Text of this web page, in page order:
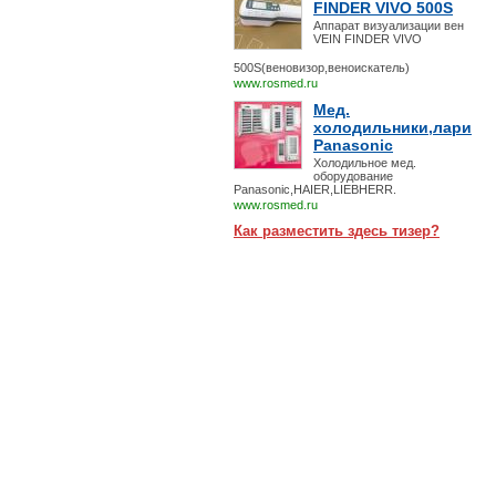
FINDER VIVO 500S
Аппарат визуализации вен
VEIN FINDER VIVO
500S(веновизор,веноискатель)
www.rosmed.ru
Мед.
холодильники,лари
Panasonic
Холодильное мед.
оборудование
Panasonic,HAIER,LIEBHERR.
www.rosmed.ru
Как разместить здесь тизер?